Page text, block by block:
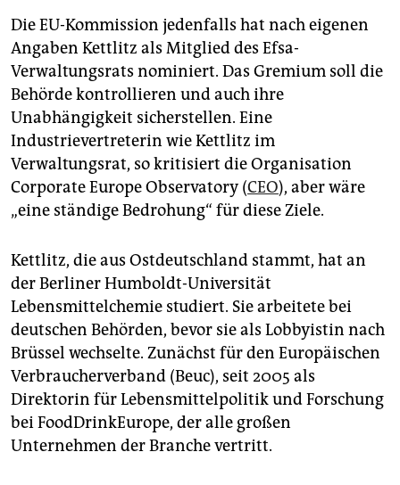
Die EU-Kommission jedenfalls hat nach eigenen
Angaben Kettlitz als Mitglied des Efsa-
Verwaltungsrats nominiert. Das Gremium soll die
Behörde kontrollieren und auch ihre
Unabhängigkeit sicherstellen. Eine
Industrievertreterin wie Kettlitz im
Verwaltungsrat, so kritisiert die Organisation
Corporate Europe Observatory (CEO), aber wäre
„eine ständige Bedrohung“ für diese Ziele.
Kettlitz, die aus Ostdeutschland stammt, hat an
der Berliner Humboldt-Universität
Lebensmittelchemie studiert. Sie arbeitete bei
deutschen Behörden, bevor sie als Lobbyistin nach
Brüssel wechselte. Zunächst für den Europäischen
Verbraucherverband (Beuc), seit 2005 als
Direktorin für Lebensmittelpolitik und Forschung
bei FoodDrinkEurope, der alle großen
Unternehmen der Branche vertritt.